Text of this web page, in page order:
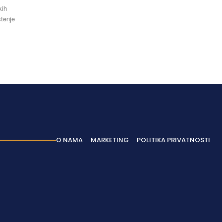
O NAMA MARKETING POLITIKA PRIVATNOSTI